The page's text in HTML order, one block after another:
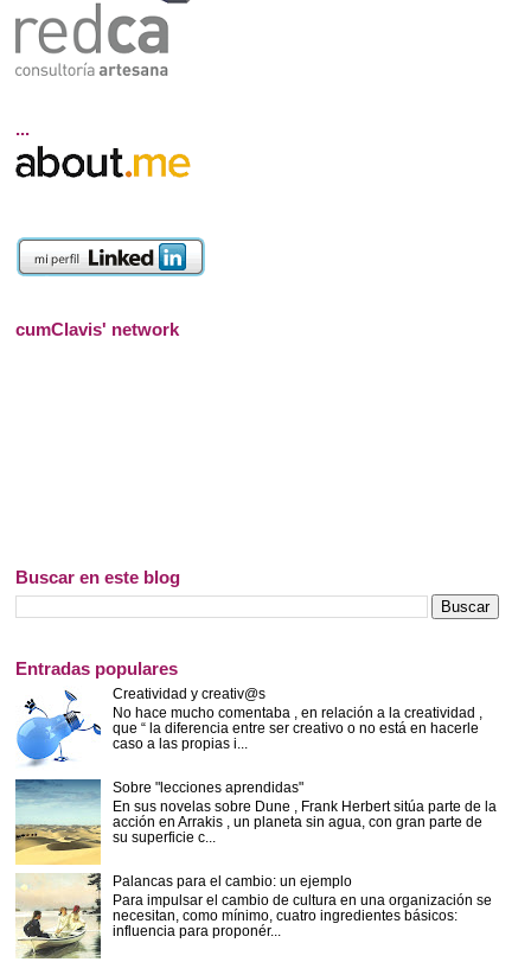
...
cumClavis' network
Buscar en este blog
Entradas populares
Creatividad y creativ@s
No hace mucho comentaba , en relación a la creatividad ,
que “ la diferencia entre ser creativo o no está en hacerle
caso a las propias i...
Sobre "lecciones aprendidas"
En sus novelas sobre Dune , Frank Herbert sitúa parte de la
acción en Arrakis , un planeta sin agua, con gran parte de
su superficie c...
Palancas para el cambio: un ejemplo
Para impulsar el cambio de cultura en una organización se
necesitan, como mínimo, cuatro ingredientes básicos:
influencia para proponér...